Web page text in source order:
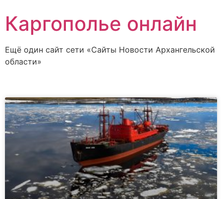
Каргополье онлайн
Ещё один сайт сети «Сайты Новости Архангельской
области»